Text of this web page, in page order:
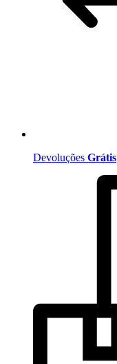
Devoluções Grátis